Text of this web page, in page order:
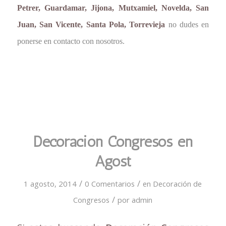
Petrer, Guardamar, Jijona, Mutxamiel, Novelda, San
Juan, San Vicente, Santa Pola, Torrevieja no dudes en
ponerse en contacto con nosotros.
Decoración Congresos en
Agost
1 agosto, 2014 / 0 Comentarios / en Decoración de
Congresos / por admin